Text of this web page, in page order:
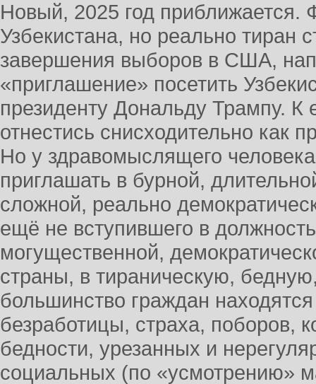
Новый, 2025 год приближается.
Узбекистана, но реально
завершения выборов в США,
«приглашение» посетить
президенту Дональду Трампу. К
отнестись снисходительно как
Но у здравомыслящего
приглашать в бурной,
сложной, реально
ещё не вступившего в
могущественной,
страны, в тираническую,
большинство граждан
безработицы, страха, поборов,
бедности, урезанных и
социальных (по «усмотрению»